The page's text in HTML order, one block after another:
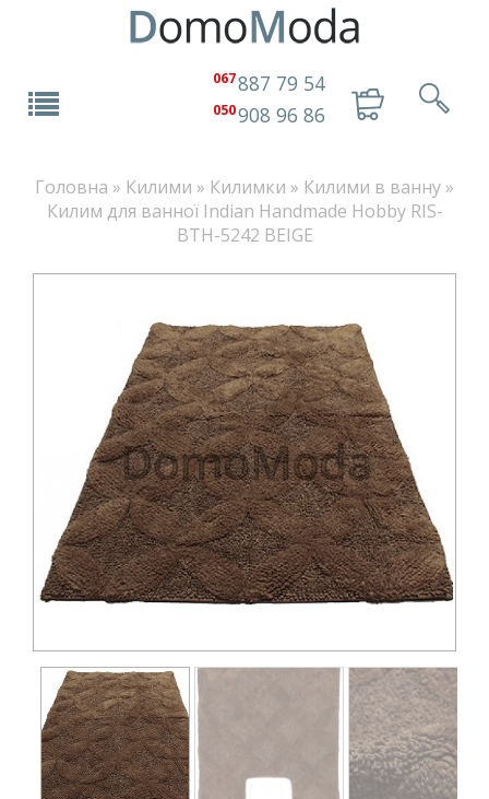
067887 79 54
050908 96 86
Головна » Килими » Килимки » Килими в ванну »
Килим для ванної Indian Handmade Hobby RIS-
BTH-5242 BEIGE